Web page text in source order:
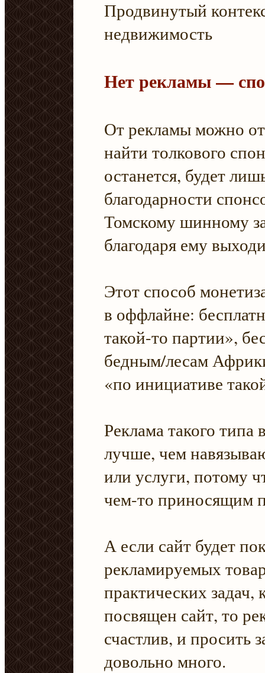
Продвинутый
недвижимость
Нет рекламы —
От рекламы можно
найти толкового
останется, будет
благодарности
Томскому шинному
благодаря ему
Этот способ
в оффлайне:
такой-то партии»,
бедным/лесам
«по инициативе
Реклама такого типа
лучше, чем
или услуги, потому
чем-то приносящим
А если сайт будет
рекламируемых
практических
посвящен сайт, то
счастлив, и просить
довольно много.